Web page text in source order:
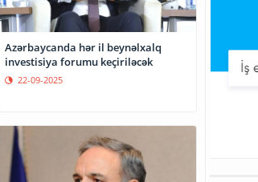
Azərbaycanda hər il beynəlxalq
investisiya forumu keçiriləcək
22-09-2025